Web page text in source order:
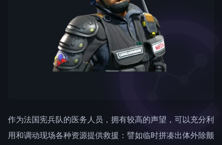
作为法国宪兵队的医务人员，拥有较高的声望，可以充分利
用和调动现场各种资源提供救援：譬如临时拼凑出体外除颤